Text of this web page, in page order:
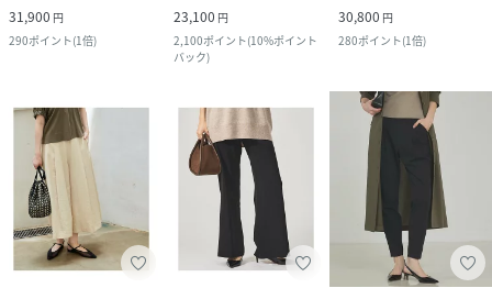
31,900 円
290ポイント(1倍)
23,100 円
2,100ポイント(10%ポイント
バック)
30,800 円
280ポイント(1倍)